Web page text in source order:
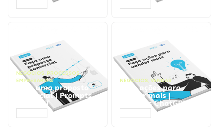
NEGÓCIOS, PROCESSOS
EMPRESARIAIS
Faça uma proposta
comercial | Prompts
ChatGPT
NEGÓCIOS, VENDAS
Faça ações para
vender mais |
Prompts ChatGPT